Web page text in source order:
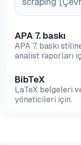
APA 7. baskı
APA 7. baskı
analist raporları
Önizleme
BibTeX
LaTeX belgeleri
yöneticileri için.